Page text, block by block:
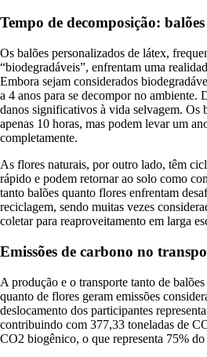
Tempo de decomposição:
Os balões personalizados de látex,
“biodegradáveis”, enfrentam uma
Embora sejam considerados
a 4 anos para se decompor no ambiente.
danos significativos à vida selvagem. Os
apenas 10 horas, mas podem levar um
completamente.
As flores naturais, por outro lado, têm
rápido e podem retornar ao solo como
tanto balões quanto flores enfrentam
reciclagem, sendo muitas vezes
coletar para reaproveitamento em larga
Emissões de carbono no
A produção e o transporte tanto de
quanto de flores geram emissões
deslocamento dos participantes
contribuindo com 377,33 toneladas de
CO2 biogênico, o que representa 75% do